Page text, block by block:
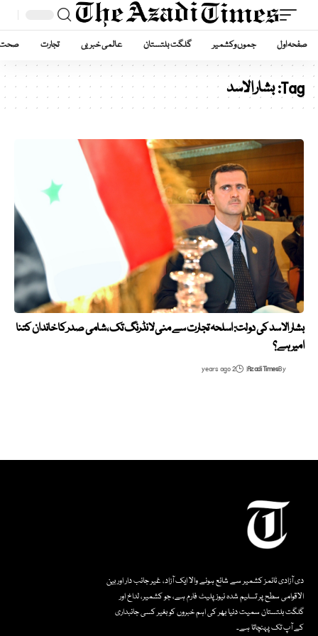
صفحہ اول جموں وکشمیر گلگت بلتستان عالمی خبریں تجارت
Tag: بشار الاسد
بشار الاسد کی دولت: اسلحہ تجارت سے منی لانڈرنگ تک، شامی صدر کا خاندان کتنا
امیر ہے؟
By
Azadi Times
2 years ago
دی آزادی ٹائمز کشمیر سے شائع ہونے والا ایک آزاد، غیر جانب دار اور بین
الاقوامی سطح پر تسلیم شدہ نیوز پلیٹ فارم ہے، جو کشمیر، لداخ اور
گلگت بلتستان سمیت دنیا بھر کی اہم خبروں کو بغیر کسی جانبداری
کے آپ تک پہنچاتا ہے۔